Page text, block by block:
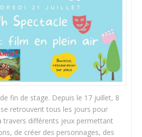
fin de stage. Depuis le 17 juillet, 8
retrouvent tous les jours pour
travers différents jeux permettant
de créer des personnages, des